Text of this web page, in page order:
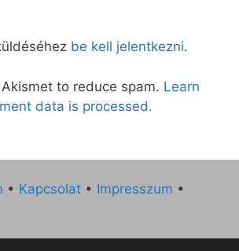
be kell jelentkezni.
to reduce spam. Learn
data is processed.
• Kapcsolat • Impresszum •